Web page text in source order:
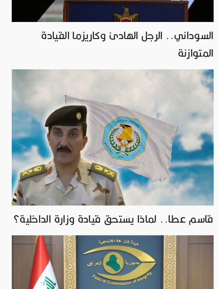
السوداني.. الرجل الهادئ وكاريزما القيادة
المتوازنة
قاسم عطا.. لماذا يستحق قيادة وزارة الداخلية؟